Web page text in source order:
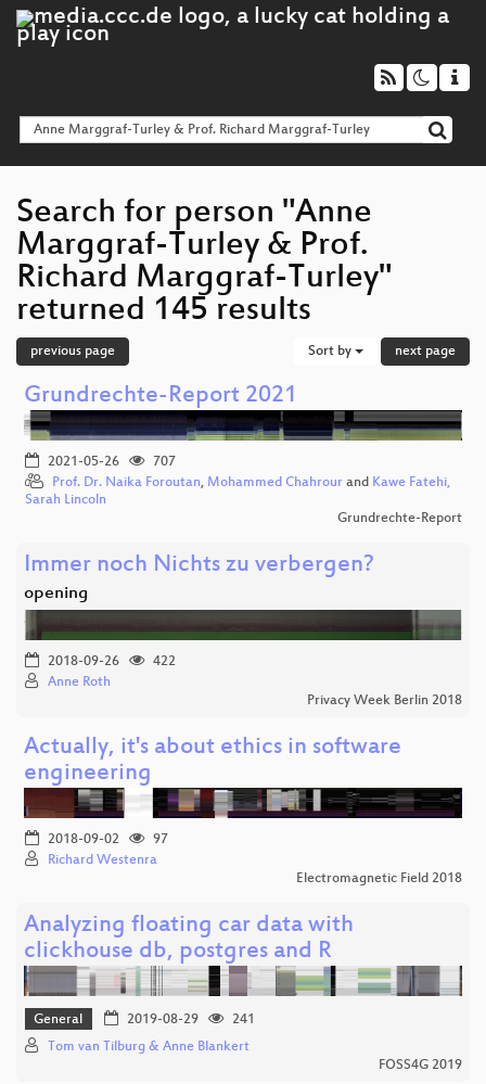
Search for person "Anne
Marggraf-Turley & Prof.
Richard Marggraf-Turley"
returned 145 results
previous page Sort by next page
Grundrechte-Report 2021
2021-05-26
707
Prof. Dr. Naika Foroutan, Mohammed Chahrour and Kawe Fatehi,
Sarah Lincoln
Grundrechte-Report
Immer noch Nichts zu verbergen?
opening
2018-09-26
422
Anne Roth
Privacy Week Berlin 2018
Actually, it's about ethics in software
engineering
2018-09-02
97
Richard Westenra
Electromagnetic Field 2018
Analyzing floating car data with
clickhouse db, postgres and R
General 2019-08-29
241
Tom van Tilburg & Anne Blankert
FOSS4G 2019